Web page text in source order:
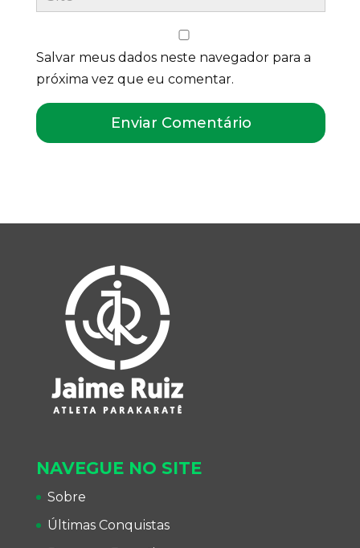
Salvar meus dados neste navegador para a
próxima vez que eu comentar.
NAVEGUE NO SITE
Sobre
Últimas Conquistas